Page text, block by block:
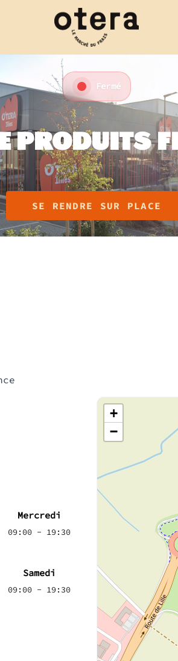
Fermé
PRODUITS
SE RENDRE SUR PLACE
Mercredi
09:00 - 19:30
Samedi
09:00 - 19:30
+
−